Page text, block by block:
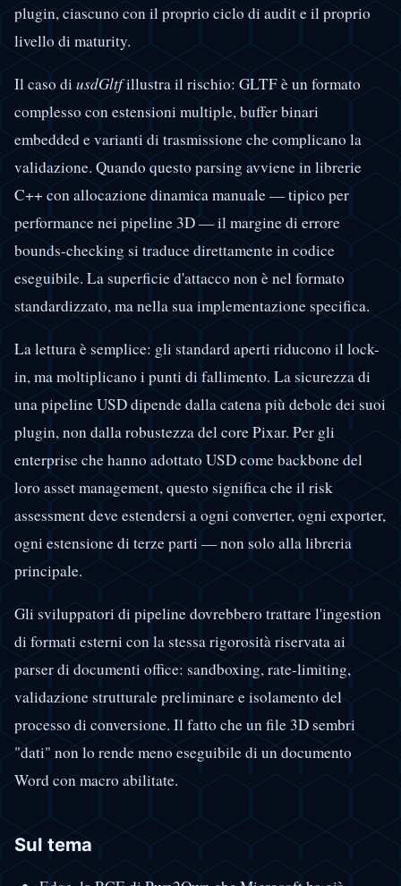
plugin, ciascuno con il proprio ciclo di audit e il proprio
livello di maturity.
Il caso diusdGltfillustra il rischio: GLTF è un formato
complesso con estensioni multiple, buffer binari
embedded e varianti di trasmissione che complicano la
validazione. Quando questo parsing avviene in librerie
C++ con allocazione dinamica manuale — tipico per
performance nei pipeline 3D — il margine di errore
bounds-checking si traduce direttamente in codice
eseguibile. La superficie d'attacco non è nel formato
standardizzato, ma nella sua implementazione specifica.
La lettura è semplice: gli standard aperti riducono il lock-
in, ma moltiplicano i punti di fallimento. La sicurezza di
una pipeline USD dipende dalla catena più debole dei suoi
plugin, non dalla robustezza del core Pixar. Per gli
enterprise che hanno adottato USD come backbone del
loro asset management, questo significa che il risk
assessment deve estendersi a ogni converter, ogni exporter,
ogni estensione di terze parti — non solo alla libreria
principale.
Gli sviluppatori di pipeline dovrebbero trattare l'ingestion
di formati esterni con la stessa rigorosità riservata ai
parser di documenti office: sandboxing, rate-limiting,
validazione strutturale preliminare e isolamento del
processo di conversione. Il fatto che un file 3D sembri
"dati" non lo rende meno eseguibile di un documento
Word con macro abilitate.
Sul tema